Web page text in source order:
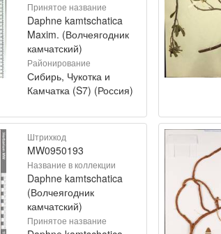
Принятое название
Daphne kamtschatica
Maxim. (Волчеягодник
камчатский)
Районирование
Сибирь, Чукотка и
Камчатка (S7) (Россия)
Штрихкод
MW0950193
Название в коллекции
Daphne kamtschatica
(Волчеягодник
камчатский)
Принятое название